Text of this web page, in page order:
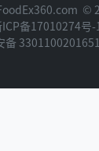
©
ICP备17010274号-1
备